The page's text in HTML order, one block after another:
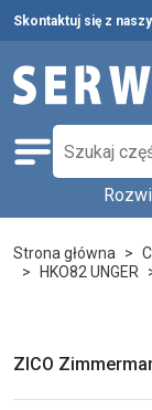
Skontaktuj się z
Części
Pełna
Ostatnie
aby znaleźć
Wybierz model...
Strona główna
HKO82 UNGER
ZICO